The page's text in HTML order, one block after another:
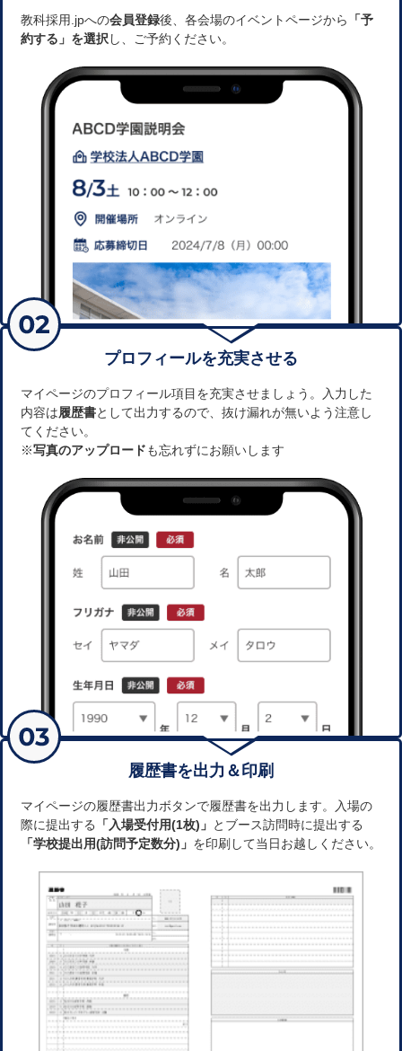
教科採用.jpへの会員登録後、各会場のイベントページから
「予
約する」を選択 し、ご予約ください。
プロフィールを充実させる
マイページのプロフィール項目を充実させましょう。入力した
内容は履歴書として出力するので、抜け漏れが無いよう注意し
てください。
※写真のアップロードも忘れずにお願いします
履歴書を出力＆印刷
マイページの履歴書出力ボタンで履歴書を出力します。入場の
際に提出する
「入場受付用(1枚)」 とブース訪問時に提出する
「学校提出用(訪問予定数分)」 を印刷して当日お越しください。